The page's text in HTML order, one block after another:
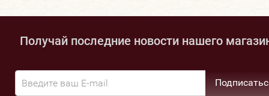
Получай последние новости нашего